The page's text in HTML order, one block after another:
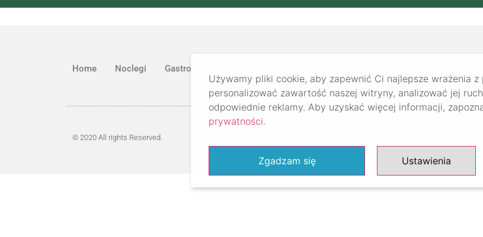
Home Noclegi Gastronomia
© 2020 All rights Reserved.
Używamy pliki cookie, aby zapewnić Ci najlepsze wrażenia z
personalizować zawartość naszej witryny, analizować jej
odpowiednie reklamy. Aby uzyskać więcej informacji,
prywatności.
Zgadzam się Ustawienia